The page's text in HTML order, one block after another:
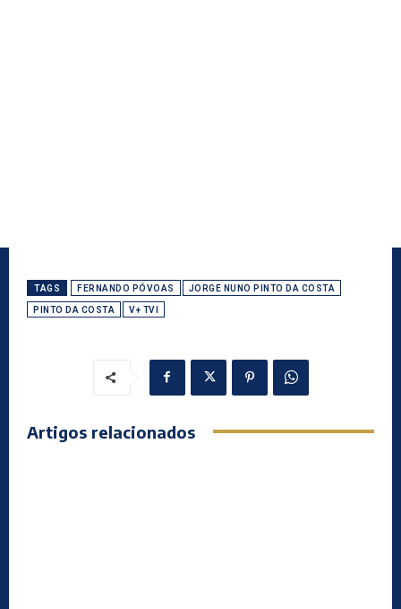
TAGS FERNANDO PÓVOAS JORGE NUNO PINTO DA COSTA
PINTO DA COSTA V+ TVI
Artigos relacionados